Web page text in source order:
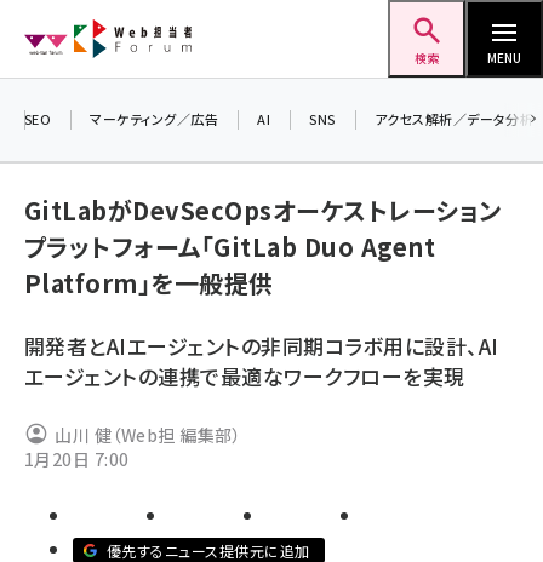
ン
検索 MENU
seo (3532)
youtube (2441)
セミナー (2310)
meo (1277)
SEO マーケティング／広告 AI SNS アクセス解析／データ分析
GitLabがDevSecOpsオーケストレーション
プラットフォーム「GitLab Duo Agent
Platform」を一般提供
開発者とAIエージェントの非同期コラボ用に設計、AI
エージェントの連携で最適なワークフローを実現
山川 健（Web担 編集部）
1月20日 7:00
優先するニュース提供元に追加
るセ